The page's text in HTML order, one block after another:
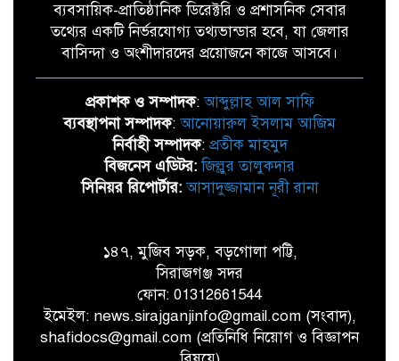
ব্যবসায়িক-প্রাতিষ্ঠানিক ডিরেক্টরি ও প্রশাসনিক সেবার
তথ্যের একটি নির্ভরযোগ্য তথ্যভান্ডার হবে, যা জেলার
বাসিন্দা ও অংশীদারদের প্রয়োজনে কাজে আসবে।
প্রকাশক ও সম্পাদক:আব্দুল্লাহ আল সাফি
ব্যবস্থাপনা সম্পাদক:আনোয়ারুল ইসলাম আজিম
নির্বাহী সম্পাদক: প্রতীক মাহমুদ
বিজনেস এডিটর: জিল্লুর তালুকদার
সিনিয়র রিপোর্টার: আসাদুজ্জামান নূরী রানা
১৪৭, মুজিব সড়ক, বড়গোলা পট্টি,
সিরাজগঞ্জ সদর
ফোন: 01312661544
ইমেইল: news.sirajganjinfo@gmail.com (সংবাদ),
shafidocs@gmail.com (প্রতিনিধি নিয়োগ ও বিজ্ঞাপন